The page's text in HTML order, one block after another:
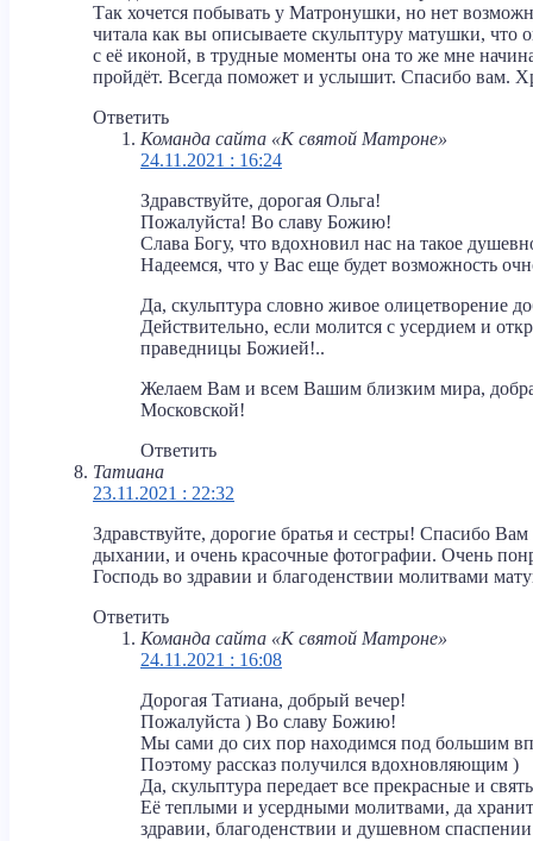
Так хочется побывать у Матронушки, но нет
читала как вы описываете скульптуру матушки, что
с её иконой, в трудные моменты она то же мне
пройдёт. Всегда поможет и услышит. Спасибо вам.
Ответить
Команда сайта «К святой Матроне»
24.11.2021 : 16:24
Здравствуйте, дорогая Ольга!
Пожалуйста! Во славу Божию!
Слава Богу, что вдохновил нас на такое
Надеемся, что у Вас еще будет возможность
Да, скульптура словно живое олицетворение
Действительно, если молится с усердием и
праведницы Божией!..
Желаем Вам и всем Вашим близким мира,
Московской!
Ответить
Татиана
23.11.2021 : 22:32
Здравствуйте, дорогие братья и сестры! Спасибо
дыхании, и очень красочные фотографии. Очень
Господь во здравии и благоденствии молитвами
Ответить
Команда сайта «К святой Матроне»
24.11.2021 : 16:08
Дорогая Татиана, добрый вечер!
Пожалуйста ) Во славу Божию!
Мы сами до сих пор находимся под большим
Поэтому рассказ получился вдохновляющим )
Да, скульптура передает все прекрасные и
Её теплыми и усердными молитвами, да
здравии, благоденствии и душевном